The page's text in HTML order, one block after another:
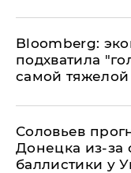
Bloomberg:
подхватила
самой
Соловьев
Донецка из-за
баллистики у